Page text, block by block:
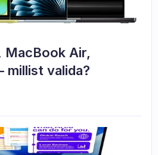
MacBook Air,
millist valida?